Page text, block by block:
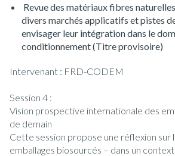
Revue des matériaux fibres
divers marchés applicatifs et pistes
envisager leur intégration dans le
conditionnement (Titre provisoire)
Intervenant : FRD-CODEM
Session 4 :
Vision prospective internationale des
de demain
Cette session propose une réflexion sur
emballages biosourcés – dans un